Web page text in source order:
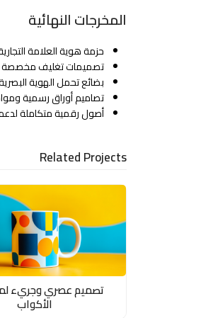
المخرجات النهائية
حزمة هوية العلامة
تصميمات تغليف مخصصة
بضائع تحمل الهوية
تصاميم أوراق رسمية
أصول رقمية متكاملة
Related Projects
تصميم عصري وجريء
الأكواب